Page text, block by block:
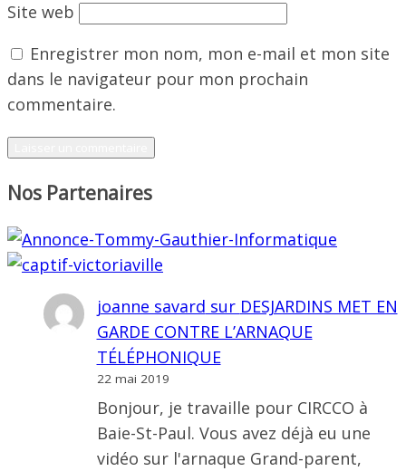
Site web
Enregistrer mon nom, mon e-mail et mon site
dans le navigateur pour mon prochain
commentaire.
Nos Partenaires
joanne savard sur DESJARDINS MET EN
GARDE CONTRE L’ARNAQUE
TÉLÉPHONIQUE
22 mai 2019
Bonjour, je travaille pour CIRCCO à
Baie-St-Paul. Vous avez déjà eu une
vidéo sur l'arnaque Grand-parent,